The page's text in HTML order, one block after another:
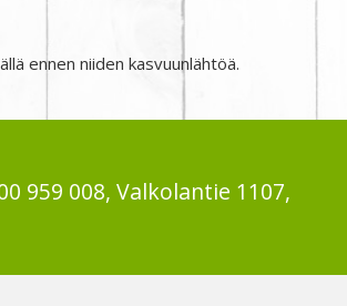
ennen niiden kasvuunlähtöä.
959 008, Valkolantie 1107,